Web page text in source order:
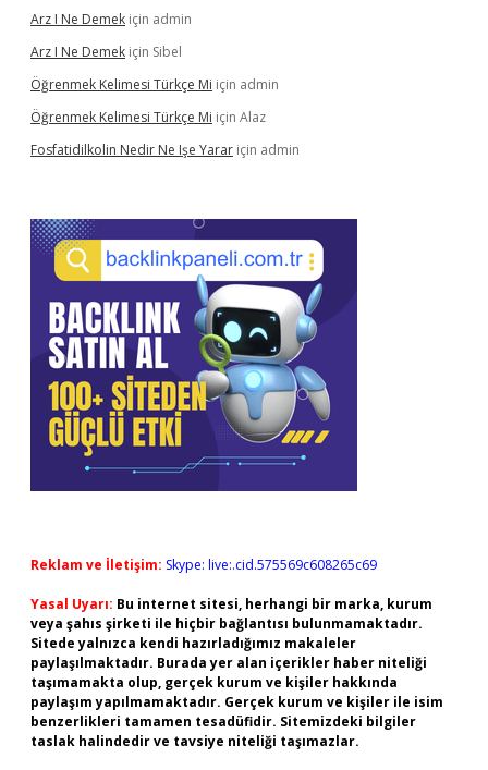
Arz I Ne Demek için admin
Arz I Ne Demek için Sibel
Öğrenmek Kelimesi Türkçe Mi için admin
Öğrenmek Kelimesi Türkçe Mi için Alaz
Fosfatidilkolin Nedir Ne Işe Yarar için admin
Reklam ve İletişim: Skype: live:.cid.575569c608265c69
Yasal Uyarı: Bu internet sitesi, herhangi bir marka, kurum
veya şahıs şirketi ile hiçbir bağlantısı bulunmamaktadır.
Sitede yalnızca kendi hazırladığımız makaleler
paylaşılmaktadır. Burada yer alan içerikler haber niteliği
taşımamakta olup, gerçek kurum ve kişiler hakkında
paylaşım yapılmamaktadır. Gerçek kurum ve kişiler ile isim
benzerlikleri tamamen tesadüfidir. Sitemizdeki bilgiler
taslak halindedir ve tavsiye niteliği taşımazlar.